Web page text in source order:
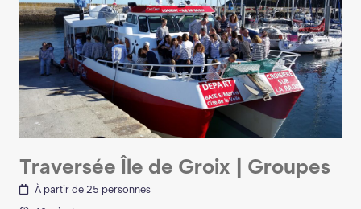
Traversée Île de Groix | Groupes
À partir de 25 personnes